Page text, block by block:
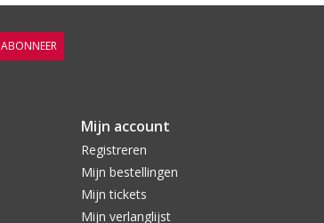
Gratisbezorgd v.a. 6 flessen in Oldenzaal en
Op werkdagen voor 16:00 besteld, volgende dag in huis
Per fles te bestellen
Aanbevolen combinaties
Visgerechten en zuivelproducten. Goede persistentie,
mogelijk is: gerechten op basis van vis (soepen,
taarten, verse kazen.
ABONNEER
Mijn account
Registreren
Mijn bestellingen
Mijn tickets
Mijn verlanglijst